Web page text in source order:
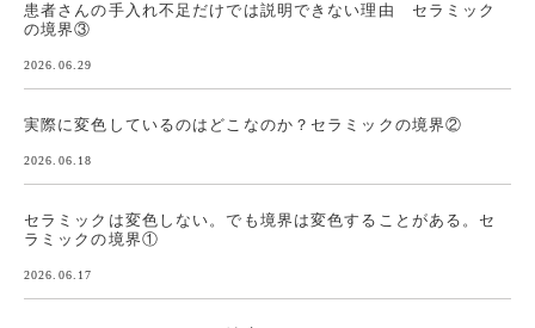
患者さんの手入れ不足だけでは説明できない理由 セラミック
の境界③
2026.06.29
実際に変色しているのはどこなのか？セラミックの境界②
2026.06.18
セラミックは変色しない。でも境界は変色することがある。セ
ラミックの境界①
2026.06.17